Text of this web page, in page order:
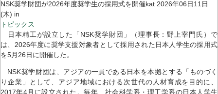
NSK奨学財団が2026年度奨学生の採用式を開催kat 2026年06日11日
(木) in
トピックス
日本精工が設立した「NSK奨学財団」（理事長：野上宰門氏）で
は、2026年度に奨学支援対象者として採用された日本人学生の採用式
を5月26日に開催した。
NSK奨学財団は、アジアの一員である日本を本拠とする「ものづく
り企業」として、アジア地域における次世代の人材育成を目的に、
2017年4月に設立された。毎年、社会科学系・理工学系の日本人学生